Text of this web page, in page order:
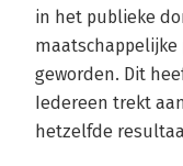
in het publieke
geworden. Dit
Iedereen trekt
hetzelfde